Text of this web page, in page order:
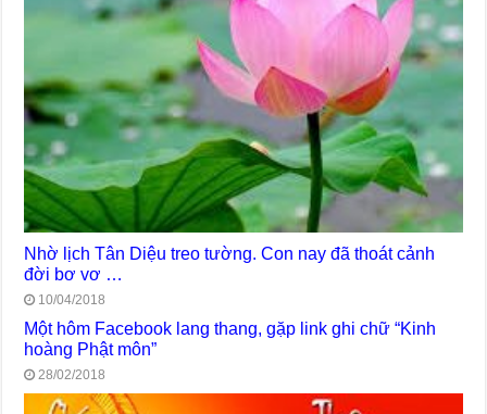
Nhờ lịch Tân Diệu treo tường. Con nay đã thoát cảnh
đời bơ vơ …
10/04/2018
Một hôm Facebook lang thang, gặp link ghi chữ “Kinh
hoàng Phật môn”
28/02/2018